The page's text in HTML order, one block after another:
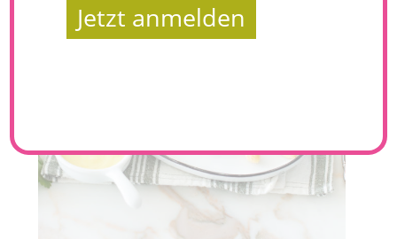
Jetzt anmelden